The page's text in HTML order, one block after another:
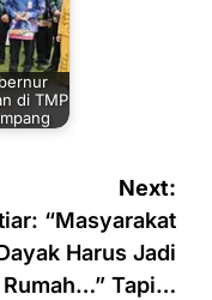
di TMP
Next:
“Masyarakat
Harus Jadi
Rumah…” Tapi…